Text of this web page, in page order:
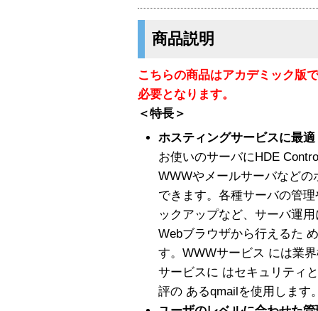
商品説明
こちらの商品はアカデミック版
必要となります。
＜特長＞
ホスティングサービスに最適
お使いのサーバにHDE
WWWやメールサーバなど
できます。各種サーバの管
ックアップなど、サーバ運
Webブラウザから行えるた
す。WWWサービス には業
サービスに はセキュリティ
評の あるqmailを使用します